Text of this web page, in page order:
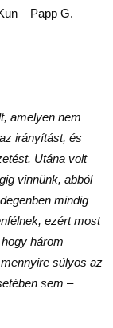
– Papp G.
amelyen nem
irányítást, és
Utána volt
vinnünk, abból
mindig
ezért most
három
súlyos az
sem –